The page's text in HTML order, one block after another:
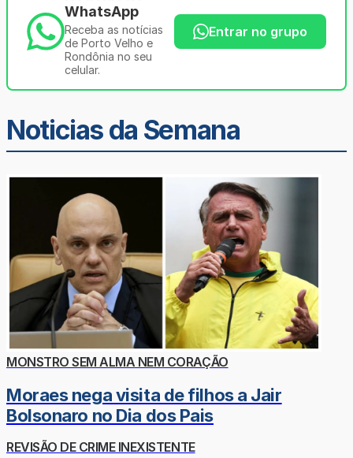
WhatsApp
Receba as notícias
de Porto Velho e
Rondônia no seu
celular.
Entrar no grupo
Noticias da Semana
MONSTRO SEM ALMA NEM CORAÇÃO
Moraes nega visita de filhos a Jair
Bolsonaro no Dia dos Pais
REVISÃO DE CRIME INEXISTENTE